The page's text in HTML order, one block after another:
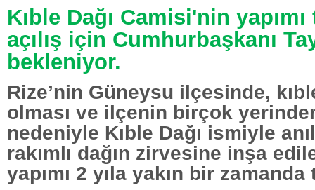
Kıble Dağı Camisi'nin
açılış için Cumhurbaşkanı
bekleniyor.
Rize’nin Güneysu ilçesinde,
olması ve ilçenin birçok
nedeniyle Kıble Dağı ismiyle
rakımlı dağın zirvesine inşa
yapımı 2 yıla yakın bir zamanda